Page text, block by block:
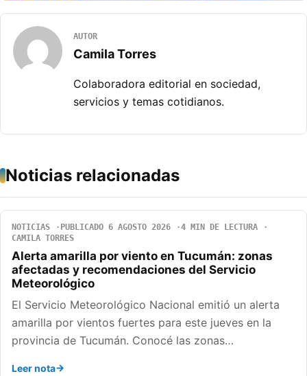
AUTOR
Camila Torres
Colaboradora editorial en sociedad,
servicios y temas cotidianos.
Noticias relacionadas
NOTICIAS PUBLICADO 6 AGOSTO 2026
4 MIN DE LECTURA
CAMILA TORRES
Alerta amarilla por viento en Tucumán: zonas
afectadas y recomendaciones del Servicio
Meteorológico
El Servicio Meteorológico Nacional emitió un alerta
amarilla por vientos fuertes para este jueves en la
provincia de Tucumán. Conocé las zonas…
Leer nota